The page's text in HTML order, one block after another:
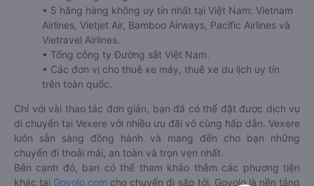
• 5 hãng hàng không uy tín nhất tại Việt Nam: Vietnam
Airlines, Vietjet Air, Bamboo Airways, Pacific Airlines và
Vietravel Airlines.
• Tổng công ty Đường sắt Việt Nam.
• Các đơn vị cho thuê xe máy, thuê xe du lịch uy tín
trên toàn quốc.
Chỉ với vài thao tác đơn giản, bạn đã có thể đặt được dịch vụ
di chuyển tại Vexere với nhiều ưu đãi vô cùng hấp dẫn. Vexere
luôn sẵn sàng đồng hành và mang đến cho bạn những
chuyến đi thoải mái, an toàn và trọn vẹn nhất.
Bên cạnh đó, bạn có thể tham khảo thêm các phương tiện
khác tại Goyolo.com cho chuyến đi sắp tới. Goyolo là nền tảng